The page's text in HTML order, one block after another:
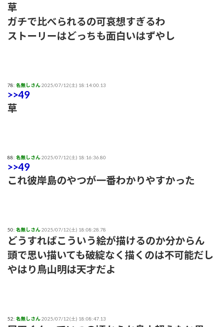
草
ガチで比べられるの可哀想すぎるわ
ストーリーはどっちも面白いはずやし
78: 名無しさん2025/07/12(土) 18:14:00.13
>>49
草
88: 名無しさん2025/07/12(土) 18:16:36.80
>>49
これ彼岸島のやつが一番わかりやすかった
50: 名無しさん2025/07/12(土) 18:08:28.78
どうすればこういう絵が描けるのか分からん
頭で思い描いても破綻なく描くのは不可能だし
やはり鳥山明は天才だよ
52: 名無しさん2025/07/12(土) 18:08:47.13